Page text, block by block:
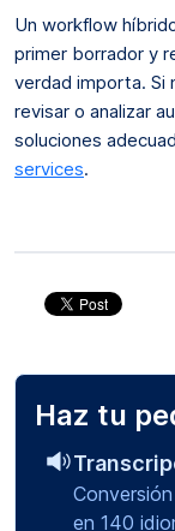
Un workflow
primer borrador y
verdad importa. Si
revisar o analizar
soluciones
services.
Haz tu
en 140